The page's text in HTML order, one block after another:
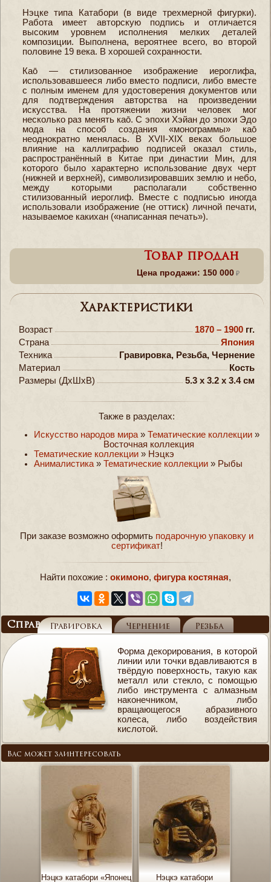
Нэцке типа Катабори (в виде трехмерной фигурки).
Работа имеет авторскую подпись и отличается
высоким уровнем исполнения мелких деталей
композиции. Выполнена, вероятнее всего, во второй
половине 19 века. В хорошей сохранности.
Каō — стилизованное изображение иероглифа,
использовавшееся либо вместо подписи, либо вместе
с полным именем для удостоверения документов или
для подтверждения авторства на произведении
искусства. На протяжении жизни человек мог
несколько раз менять каō. С эпохи Хэйан до эпохи Эдо
мода на способ создания «монограммы» каō
неоднократно менялась. В XVII-XIX веках большое
влияние на каллиграфию подписей оказал стиль,
распространённый в Китае при династии Мин, для
которого было характерно использование двух черт
(нижней и верхней), символизировавших землю и небо,
между которыми располагали собственно
стилизованный иероглиф. Вместе с подписью иногда
использовали изображение (не оттиск) личной печати,
называемое какихан («написанная печать»).
Товар продан
Цена продажи: 150 000
Характеристики
Возраст 1870 – 1900 гг.
Страна
Япония
Техника
Гравировка, Резьба, Чернение
Материал
Кость
Размеры (ДxШxВ)
5.3 x 3.2 x 3.4 см
Также в разделах:
Искусство народов мира» Тематические коллекции »
Восточная коллекция
Тематические коллекции » Нэцкэ
Анималистика» Тематические коллекции » Рыбы
При заказе возможно оформить подарочную упаковку и
сертификат!
Найти похожие : окимоно, фигура костяная,
Справочник
Гравировка Чернение Резьба
Форма декорирования, в которой
линии или точки вдавливаются в
твёрдую поверхность, такую как
металл или стекло, с помощью
либо инструмента с алмазным
наконечником, либо
вращающегося абразивного
колеса, либо воздействия
кислотой.
Вас может заинтересовать
Нэцкэ катабори «Японец Нэцкэ катабори